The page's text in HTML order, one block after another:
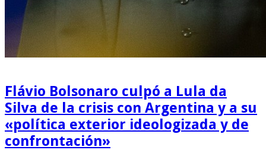
Flávio Bolsonaro culpó a Lula da
Silva de la crisis con Argentina y a su
«política exterior ideologizada y de
confrontación»